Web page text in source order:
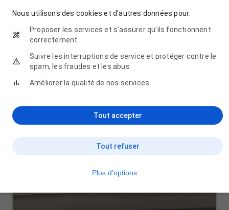
Nous utilisons des cookies et d'autres données pour:
Proposer les services et s'assurer qu'ils fonctionnent
correctement
Suivre les interruptions de service et protéger contre le
spam, les fraudes et les abus
Améliorer la qualité de nos services
Tout refuser
Tout accepter
Plus d'options